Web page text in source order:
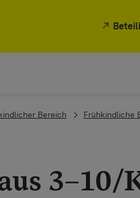
Bereich
Frühkindliche